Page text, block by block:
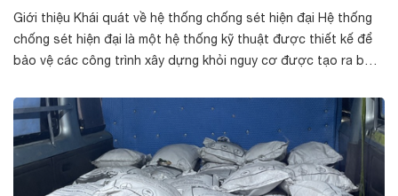
Giới thiệu Khái quát về hệ thống chống sét hiện đại Hệ thống
chống sét hiện đại là một hệ thống kỹ thuật được thiết kế để
bảo vệ các công trình xây dựng khỏi nguy cơ được tạo ra bởi
Tin tức